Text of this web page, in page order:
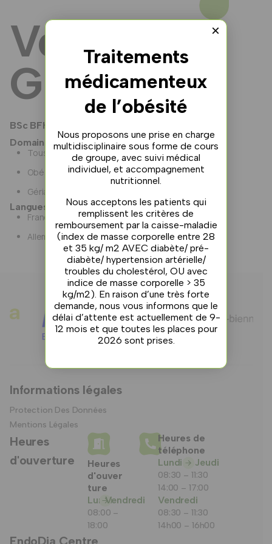
Véronique
Girod
BSc BFH en nutrition et diététique
Domaine d'expertise
Tous les types de diabète
Obésité
Gériatrie
Langues
Français
Allemand
Informations légales
Protection Des Données
Mentions Légales
Heures
d'ouverture
Heures
d'ouver
ture
LundiVendredi
08:00 –
18:00
Heures de
téléphone
Lundi
Jeudi
08:30 – 11:30
14:00 – 17:00
Vendredi
08:30 – 11:30
14h00 – 16h00
Traitements
médicamenteux
de l’obésité
Nous proposons une prise en charge
multidisciplinaire sous forme de cours
de groupe, avec suivi médical
individuel, et accompagnement
nutritionnel.
Nous acceptons les patients qui
remplissent les critères de
remboursement par la caisse-maladie
(index de masse corporelle entre 28
et 35 kg/ m2 AVEC diabète/ pré-
diabète/ hypertension artérielle/
troubles du cholestérol, OU avec
indice de masse corporelle > 35
kg/m2). En raison d’une très forte
demande, nous vous informons que le
délai d’attente est actuellement de 9-
12 mois et que toutes les places pour
2026 sont prises.
×